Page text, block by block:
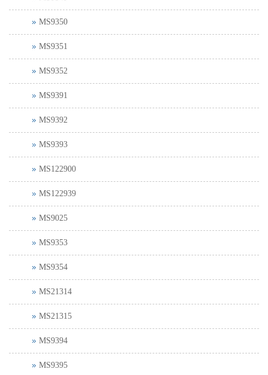
MS9350
MS9351
MS9352
MS9391
MS9392
MS9393
MS122900
MS122939
MS9025
MS9353
MS9354
MS21314
MS21315
MS9394
MS9395